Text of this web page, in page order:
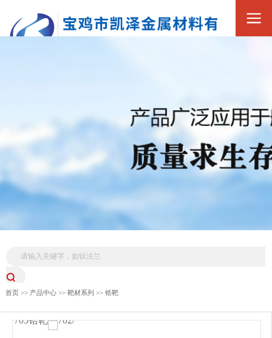
首页>> 产品中心>> 靶材系列 >> 锆靶